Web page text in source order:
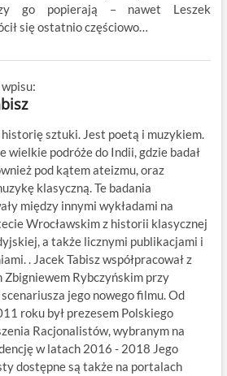
go popierają – nawet Leszek
się ostatnio częściowo…
historię sztuki. Jest poetą i muzykiem.
wielkie podróże do Indii, gdzie badał
pod kątem ateizmu, oraz
klasyczną. Te badania
między innymi wykładami na
Wrocławskim z historii klasycznej
a także licznymi publikacjami i
. Jacek Tabisz współpracował z
Zbigniewem Rybczyńskim przy
jego nowego filmu. Od
roku był prezesem Polskiego
Racjonalistów, wybranym na
w latach 2016 - 2018 Jego
dostępne są także na portalach